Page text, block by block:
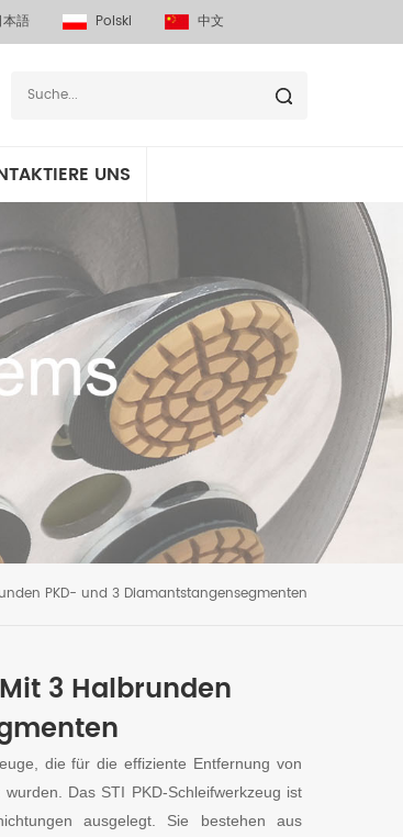
本語 Polski 中文
UNS
PKD- und 3 Diamantstangensegmenten
3 Halbrunden
die für die effiziente Entfernung von
Das STI PKD-Schleifwerkzeug ist
ausgelegt. Sie bestehen aus